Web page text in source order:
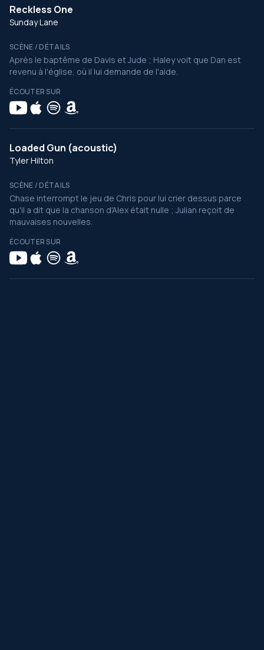
Reckless One
Sunday Lane
SCÈNE / DÉTAILS
Après le baptême de Davis et Jude ; Haley voit que Dan est
revenu à l'église, où il lui demande de l'aide.
ÉCOUTER SUR
Loaded Gun (acoustic)
Tyler Hilton
SCÈNE / DÉTAILS
Chase interrompt le jeu de Chris pour lui crier dessus parce
qu'il a dit que la chanson d'Alex était nulle ; Julian reçoit de
mauvaises nouvelles.
ÉCOUTER SUR